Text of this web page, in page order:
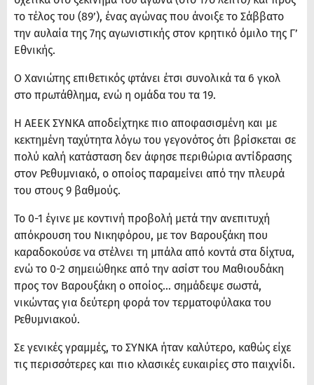
το τέλος του (89’), ένας αγώνας που άνοιξε το Σάββατο
την αυλαία της 7ης αγωνιστικής στον κρητικό όμιλο της Γ’
Εθνικής.
Ο Χανιώτης επιθετικός φτάνει έτσι συνολικά τα 6 γκολ
στο πρωτάθλημα, ενώ η ομάδα του τα 19.
Η ΑΕΕΚ ΣΥΝΚΑ αποδείχτηκε πιο αποφασισμένη και με
κεκτημένη ταχύτητα λόγω του γεγονότος ότι βρίσκεται σε
πολύ καλή κατάσταση δεν άφησε περιθώρια αντίδρασης
στον Ρεθυμνιακό, ο οποίος παραμείνει από την πλευρά
του στους 9 βαθμούς.
Το 0-1 έγινε με κοντινή προβολή μετά την ανεπιτυχή
απόκρουση του Νικηφόρου, με τον Βαρουξάκη που
καραδοκούσε να στέλνει τη μπάλα από κοντά στα δίχτυα,
ενώ το 0-2 σημειώθηκε από την ασίστ του Μαθιουδάκη
προς τον Βαρουξάκη ο οποίος… σημάδεψε σωστά,
νικώντας για δεύτερη φορά τον τερματοφύλακα του
Ρεθυμνιακού.
Σε γενικές γραμμές, το ΣΥΝΚΑ ήταν καλύτερο, καθώς είχε
τις περισσότερες και πιο κλασικές ευκαιρίες στο παιχνίδι.